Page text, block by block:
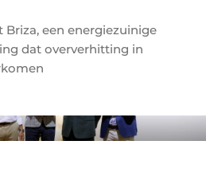
Briza, een energiezuinige
dat oververhitting in